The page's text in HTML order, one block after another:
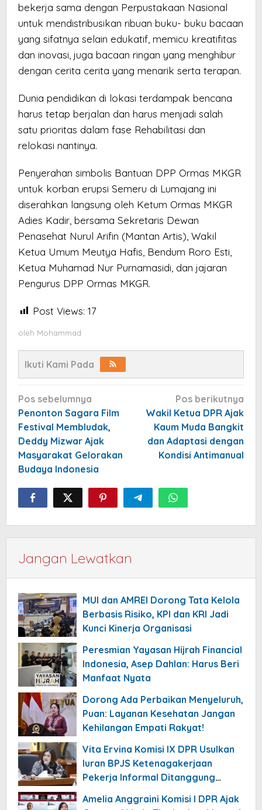
bekerja sama dengan Perpustakaan Nasional
untuk mendistribusikan ribuan buku- buku bacaan
yang sifatnya selain edukatif, memicu kreatifitas
dan inovasi, juga bacaan ringan yang menghibur
dengan cerita cerita yang menarik serta terapan.
Dunia pendidikan di lokasi terdampak bencana
harus tetap berjalan dan harus menjadi salah
satu prioritas dalam fase Rehabilitasi dan
relokasi nantinya.
Penyerahan simbolis Bantuan DPP Ormas MKGR
untuk korban erupsi Semeru di Lumajang ini
diserahkan langsung oleh Ketum Ormas MKGR
Adies Kadir, bersama Sekretaris Dewan
Penasehat Nurul Arifin (Mantan Artis), Wakil
Ketua Umum Meutya Hafis, Bendum Roro Esti,
Ketua Muhamad Nur Purnamasidi, dan jajaran
Pengurus DPP Ormas MKGR.
Post Views: 17
oleh Mohammad
Ikuti Kami Pada
Navigasi
pos
Pos sebelumnya
Penonton Sagara Film
Festival Membludak,
Deddy Mizwar Ajak
Masyarakat Gelorakan
Budaya Indonesia
Pos berikutnya
Wakil Ketua DPR Ajak
Kaum Muda Bangkit
dan Adaptasi dengan
Kondisi Antimanual
Jangan Lewatkan
MUI dan AMREI Dorong Tata Kelola
Berbasis Risiko, KPI dan KRI Jadi
Kunci Kinerja Organisasi
Peresmian Yayasan Hijrah Financial
Indonesia, Asep Dahlan: Harus Beri
Manfaat Nyata
Dorong Ada Perbaikan Menyeluruh,
Puan: Layanan Kesehatan Jangan
Kehilangan Empati Rakyat!
Vita Ervina Komisi IX DPR Usulkan
Iuran BPJS Ketenagakerjaan
Pekerja Informal Ditanggung
Amelia Anggraini Komisi I DPR Ajak